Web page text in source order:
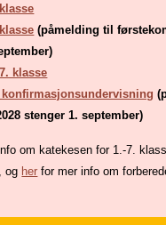
(påmelding til
klasse
stenger 1. september)
om katekesen for 1.-7.
og her for mer info om